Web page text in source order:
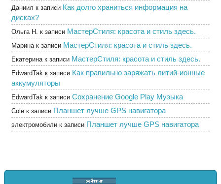
Даниил к записи Как долго храниться информация на
дисках?
Ольга Н. к записи МастерСтиля: красота и стиль здесь.
Маринак записи МастерСтиля: красота и стиль здесь.
Екатеринак записи МастерСтиля: красота и стиль здесь.
EdwardTak к записи Как правильно заряжать литий-ионные
аккумуляторы
EdwardTak к записи Сохранение Google Play Музыка
Cole к записи Планшет лучше GPS навигатора
электромобили к записи Планшет лучше GPS навигатора